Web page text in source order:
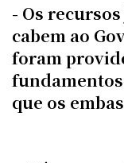
- Os
cabem ao
foram
que os